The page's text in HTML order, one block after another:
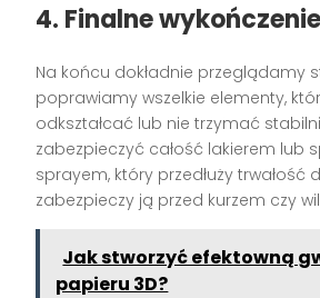
4. Finalne wykończenie
Na końcu dokładnie przeglądamy
poprawiamy wszelkie elementy,
odkształcać lub nie trzymać
zabezpieczyć całość lakierem lub
sprayem, który przedłuży trwałość
zabezpieczy ją przed kurzem czy
Jak stworzyć efektowną
papieru 3D?